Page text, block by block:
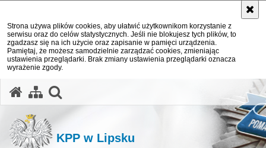
Strona używa plików cookies, aby ułatwić użytkownikom korzystanie z
serwisu oraz do celów statystycznych. Jeśli nie blokujesz tych plików, to
zgadzasz się na ich użycie oraz zapisanie w pamięci urządzenia.
Pamiętaj, że możesz samodzielnie zarządzać cookies, zmieniając
ustawienia przeglądarki. Brak zmiany ustawienia przeglądarki oznacza
wyrażenie zgody.
KPP w Lipsku